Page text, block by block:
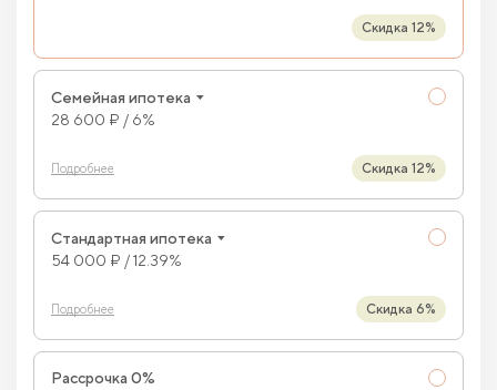
Скидка 12%
Семейная ипотека
28 600 ₽ / 6%
Подробнее Скидка 12%
Стандартная ипотека
54 000 ₽ / 12.39%
Подробнее Скидка 6%
Рассрочка 0%